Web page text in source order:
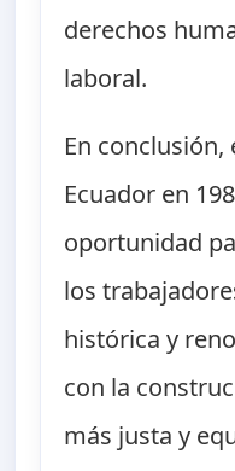
derechos
laboral.
En conclusión,
Ecuador en
oportunidad
los
histórica y
con la
más justa y